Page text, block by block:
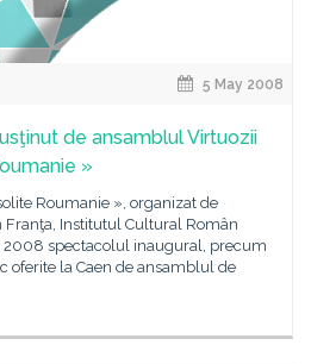
5 May 2008
de ansamblul Virtuozii
»
Roumanie », organizat de
Franţa, Institutul Cultural Român
2008 spectacolul inaugural, precum
oferite la Caen de ansamblul de